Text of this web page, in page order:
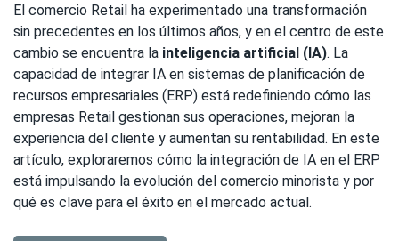
El comercio Retail ha experimentado una transformación
sin precedentes en los últimos años, y en el centro de este
cambio se encuentra la inteligencia artificial (IA). La
capacidad de integrar IA en sistemas de planificación de
recursos empresariales (ERP) está redefiniendo cómo las
empresas Retail gestionan sus operaciones, mejoran la
experiencia del cliente y aumentan su rentabilidad. En este
artículo, exploraremos cómo la integración de IA en el ERP
está impulsando la evolución del comercio minorista y por
qué es clave para el éxito en el mercado actual.